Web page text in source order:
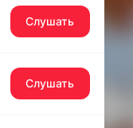
Слушать
Слушать